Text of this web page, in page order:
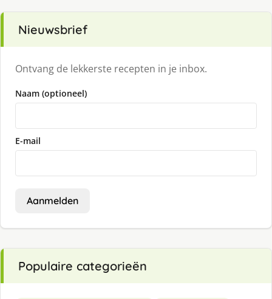
Nieuwsbrief
Ontvang de lekkerste recepten in je inbox.
Naam (optioneel)
E-mail
Aanmelden
Populaire categorieën